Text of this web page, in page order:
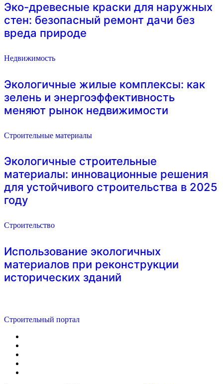
Эко-древесные краски для наружных
стен: безопасный ремонт дачи без
вреда природе
Недвижимость
Экологичные жилые комплексы: как
зелень и энергоэффективность
меняют рынок недвижимости
Строительные материалы
Экологичные строительные
материалы: инновационные решения
для устойчивого строительства в 2025
году
Строительство
Использование экологичных
материалов при реконструкции
исторических зданий
Строительный портал